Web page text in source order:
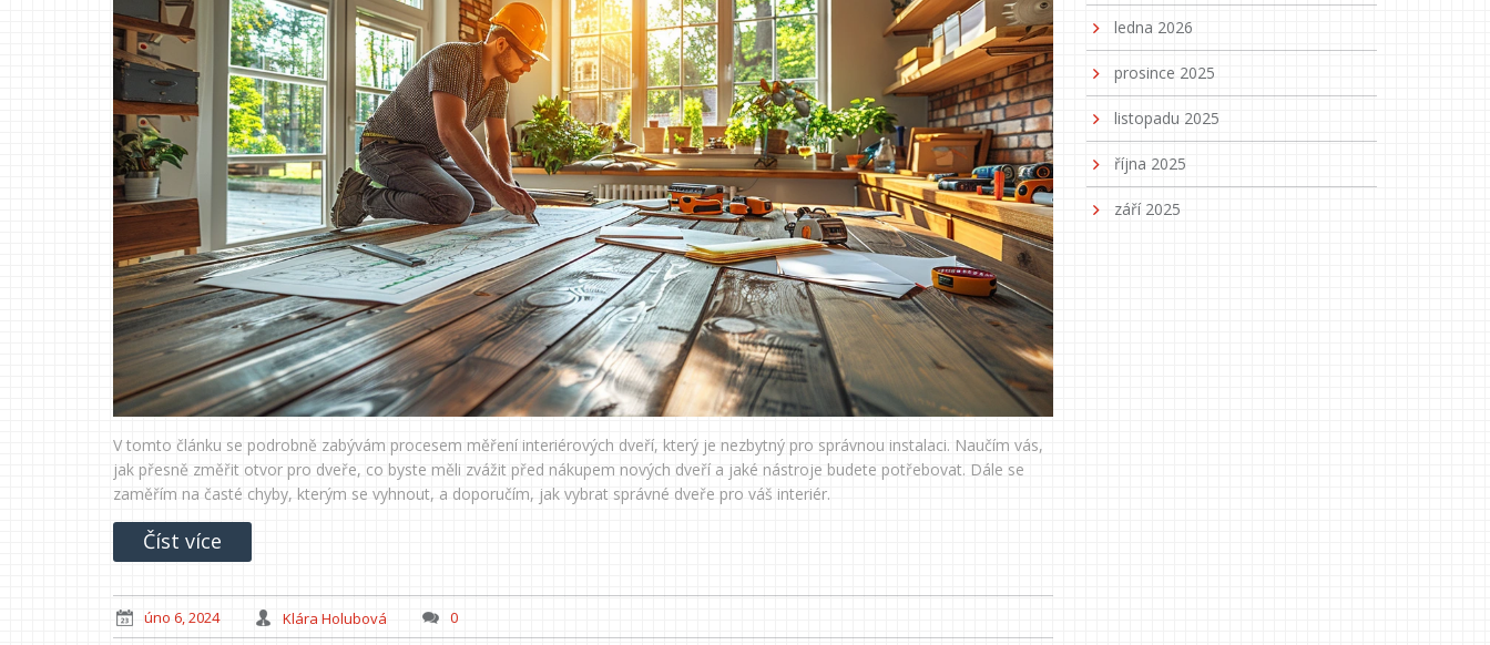
V tomto článku se podrobně zabývám procesem měření interiérových dveří, který je nezbytný pro správnou instalaci. Naučím vás,
jak přesně změřit otvor pro dveře, co byste měli zvážit před nákupem nových dveří a jaké nástroje budete potřebovat. Dále se
zaměřím na časté chyby, kterým se vyhnout, a doporučím, jak vybrat správné dveře pro váš interiér.
Číst více
úno 6, 2024 Klára Holubová 0
ledna 2026
prosince 2025
listopadu 2025
října 2025
září 2025